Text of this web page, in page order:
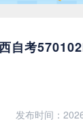
自考
发布时间：